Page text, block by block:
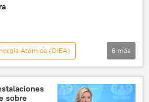
Atómica (OIEA)
Venezuela
6 más
sobre